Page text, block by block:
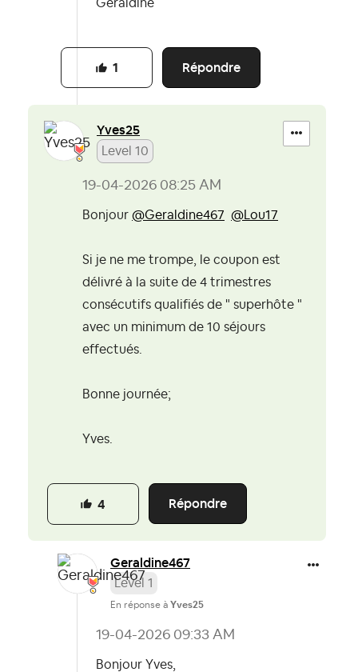
Géraldine
Répondre
1
Yves25
Level 10
‎19-04-2026 08:25 AM
Bonjour @Geraldine467 @Lou17
Si je ne me trompe, le coupon est
délivré à la suite de 4 trimestres
consécutifs qualifiés de " superhôte "
avec un minimum de 10 séjours
effectués.
Bonne journée;
Yves.
Répondre
4
Geraldine467
Level 1
En réponse à Yves25
‎19-04-2026 09:33 AM
Bonjour Yves,